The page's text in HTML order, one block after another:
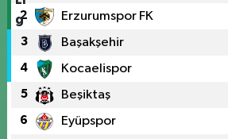
2 Erzurumspor FK
3 Başakşehir
4 Kocaelispor
5 Beşiktaş
6 Eyüpspor